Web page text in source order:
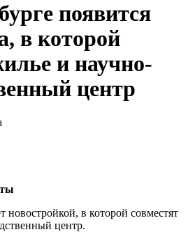
появится
в которой
и научно-
центр
в которой совместят
центр.